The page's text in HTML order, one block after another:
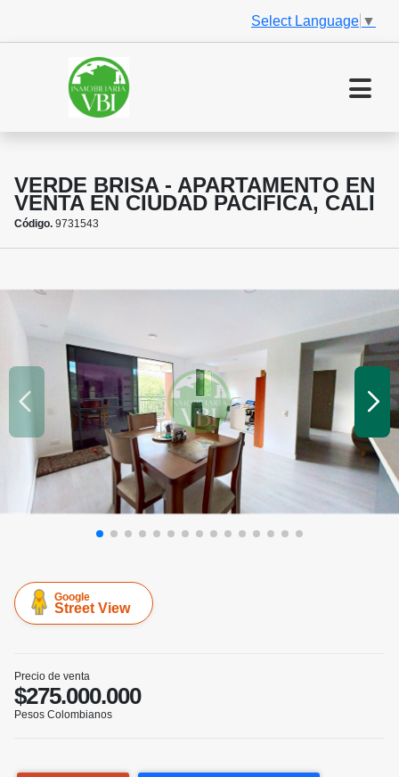
Select Language ▼
VERDE BRISA - APARTAMENTO EN
VENTA EN CIUDAD PACIFICA, CALI
Código. 9731543
Google
Street View
Precio de venta
$275.000.000
Pesos Colombianos